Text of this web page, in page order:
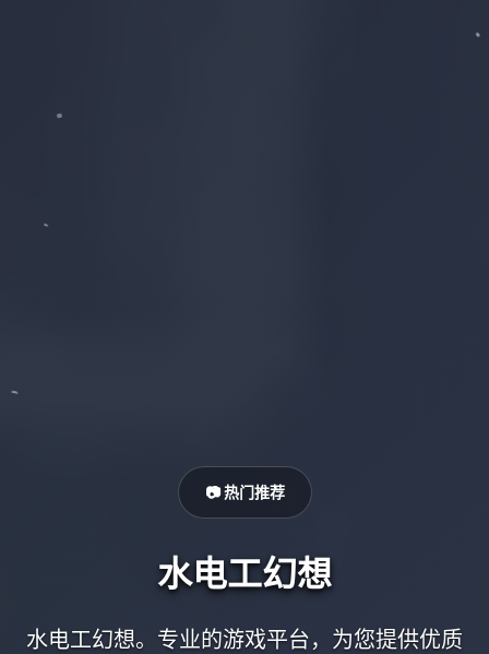
📷 热门推荐
水电工幻想
水电工幻想。专业的游戏平台，为您提供优质